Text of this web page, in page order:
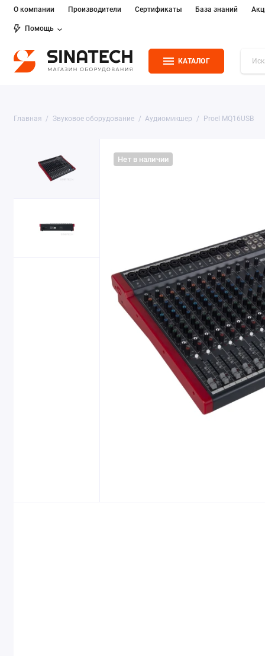
О компании Производители Сертификаты База знаний
Помощь
КАТАЛОГ
Главная Звуковое оборудование Аудиомикшер Proel MQ16USB
Нет в наличии